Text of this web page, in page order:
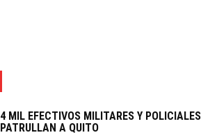
4 MIL EFECTIVOS MILITARES Y POLICIALES
PATRULLAN A QUITO